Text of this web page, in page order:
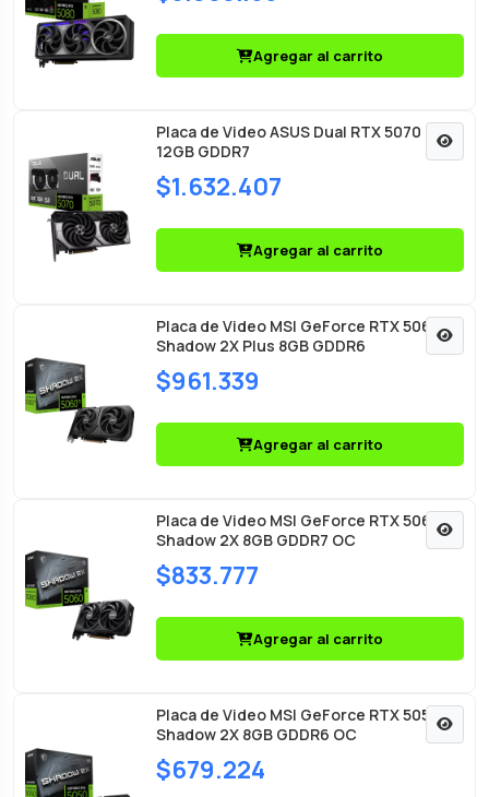
Agregar al carrito
Placa de Video ASUS Dual RTX 5070 OC
12GB GDDR7
$1.632.407
Agregar al carrito
Placa de Video MSI GeForce RTX 5060 Ti
Shadow 2X Plus 8GB GDDR6
$961.339
Agregar al carrito
Placa de Video MSI GeForce RTX 5060
Shadow 2X 8GB GDDR7 OC
$833.777
Agregar al carrito
Placa de Video MSI GeForce RTX 5050
Shadow 2X 8GB GDDR6 OC
$679.224